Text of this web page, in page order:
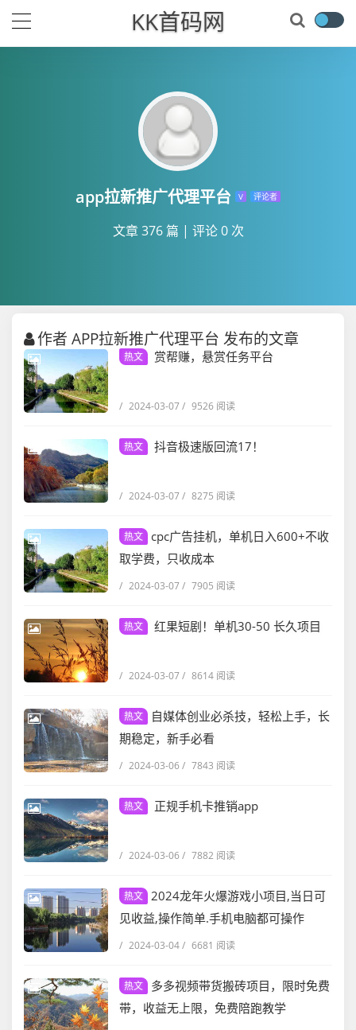
KK首码网
app拉新推广代理平台 V 评论者
文章 376 篇 | 评论 0 次
作者 APP拉新推广代理平台 发布的文章
热文 赏帮赚，悬赏任务平台
/ 2024-03-07/ 9526 阅读
热文 抖音极速版回流17！
/ 2024-03-07/ 8275 阅读
热文
cpc广告挂机，单机日入600+不收
取学费，只收成本
/ 2024-03-07/ 7905 阅读
热文 红果短剧！单机30-50 长久项目
/ 2024-03-07/ 8614 阅读
热文
自媒体创业必杀技，轻松上手，长
期稳定，新手必看
/ 2024-03-06/ 7843 阅读
热文 正规手机卡推销app
/ 2024-03-06/ 7882 阅读
热文 2024龙年火爆游戏小项目,当日可
见收益,操作简单.手机电脑都可操作
/ 2024-03-04/ 6681 阅读
热文
多多视频带货搬砖项目，限时免费
带，收益无上限，免费陪跑教学